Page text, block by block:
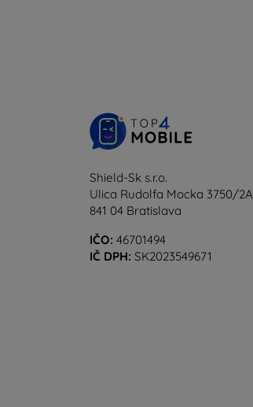
Shield-Sk s.r.o.
Ulica Rudolfa Mocka 3750/2A
841 04 Bratislava
IČO: 46701494
IČ DPH: SK2023549671